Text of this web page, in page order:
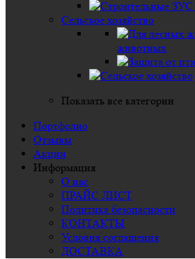
Сельское хозяйство
животных
Показать все категории
Портфолио
Отзывы
Акции
Информация
О нас
ПРАЙС ЛИСТ
Политика безопасности
КОНТАКТЫ
Условия соглашения
ДОСТАВКА